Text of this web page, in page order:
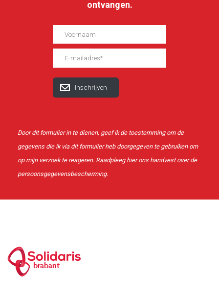
ingeschreven in het Brusselse rechtspersonenregister
(ontslag/benoeming): Belgisch Staatsblad van 25 maart
Solidariteit en afwezigheid van winstbejag staan bij ons
van Solidaris Brabant Verzekeringen te verzekeren, met
inachtneming van de wettelijke normen en de regelgeving
die in de sector gelden.
Handvest over depersoonsgegevensbescherming
Solvency and Financial Condition Report - SFCR
ontvangen.
Door dit formulier in te dienen, geef ik de toestemming om de
gegevens die ik via dit formulier heb doorgegeven te gebruiken om
op mijn verzoek te reageren. Raadpleeg hierons handvest over de
persoonsgegevensbescherming.
brabant